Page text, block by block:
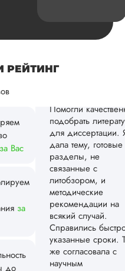
РЕЙТИНГ
за Вас
за
до
Дата:2025-10-20
подобрать
разделы, не
связанные с
литобзором, и
методические
рекомендации на
всякий случай.
Справились
указанные сроки.
же согласовала с
научным
руководителем:
информационн...
Читать полный